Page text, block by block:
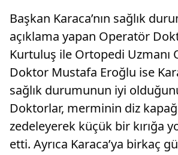
Başkan Karaca’nın sağlık
açıklama yapan Operatör
Kurtuluş ile Ortopedi Uzmanı
Doktor Mustafa Eroğlu ise
sağlık durumunun iyi
Doktorlar, merminin diz
zedeleyerek küçük bir kırığa
etti. Ayrıca Karaca’ya birkaç